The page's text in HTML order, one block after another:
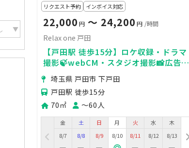
リクエスト予約 インボイス対応
22,000 円 〜 24,200 円 /時間
Relax one 戸田
【戸田駅 徒歩15分】ロケ収録・ドラマ
撮影🍃webCM・スタジオ撮影📸広告撮
影・商品撮影・物撮り🌟駐車場有ロケバ
ス可能🚙
埼玉県 戸田市 下戸田
戸田駅 徒歩15分
70㎡
〜60人
金
8/7
土
8/8
日
8/9
月
8/10
火
8/11
水
8/12
木
8/13